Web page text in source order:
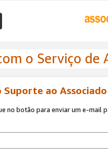
o Serviço de
Suporte ao
no botão para enviar um e-mail